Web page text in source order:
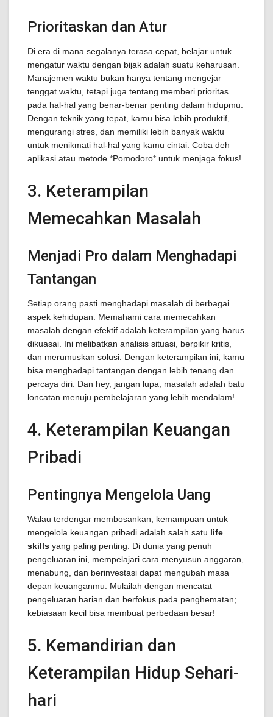
Prioritaskan dan Atur
Di era di mana segalanya terasa cepat, belajar untuk
mengatur waktu dengan bijak adalah suatu keharusan.
Manajemen waktu bukan hanya tentang mengejar
tenggat waktu, tetapi juga tentang memberi prioritas
pada hal-hal yang benar-benar penting dalam hidupmu.
Dengan teknik yang tepat, kamu bisa lebih produktif,
mengurangi stres, dan memiliki lebih banyak waktu
untuk menikmati hal-hal yang kamu cintai. Coba deh
aplikasi atau metode *Pomodoro* untuk menjaga fokus!
3. Keterampilan
Memecahkan Masalah
Menjadi Pro dalam Menghadapi
Tantangan
Setiap orang pasti menghadapi masalah di berbagai
aspek kehidupan. Memahami cara memecahkan
masalah dengan efektif adalah keterampilan yang harus
dikuasai. Ini melibatkan analisis situasi, berpikir kritis,
dan merumuskan solusi. Dengan keterampilan ini, kamu
bisa menghadapi tantangan dengan lebih tenang dan
percaya diri. Dan hey, jangan lupa, masalah adalah batu
loncatan menuju pembelajaran yang lebih mendalam!
4. Keterampilan Keuangan
Pribadi
Pentingnya Mengelola Uang
Walau terdengar membosankan, kemampuan untuk
mengelola keuangan pribadi adalah salah satu life
skills yang paling penting. Di dunia yang penuh
pengeluaran ini, mempelajari cara menyusun anggaran,
menabung, dan berinvestasi dapat mengubah masa
depan keuanganmu. Mulailah dengan mencatat
pengeluaran harian dan berfokus pada penghematan;
kebiasaan kecil bisa membuat perbedaan besar!
5. Kemandirian dan
Keterampilan Hidup Sehari-
hari